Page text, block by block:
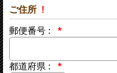
ご住所 !
郵便番号 : *
都道府県 : *